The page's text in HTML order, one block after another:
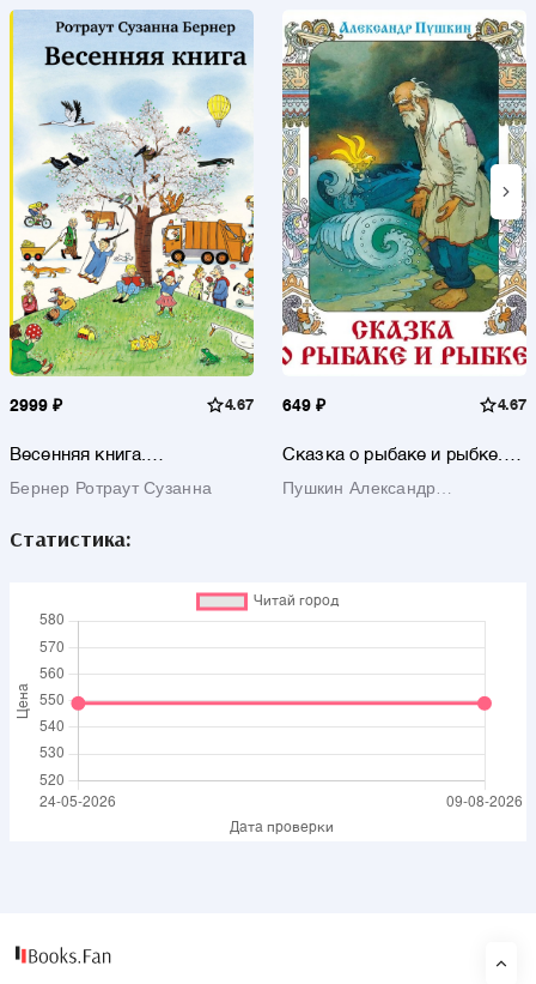
2999 ₽ 4.67
Весенняя книга.
Бернер Ротраут Сузанна
649 ₽ 4.67
Сказка о рыбаке и рыбке.
семи богатырях
Пушкин Александр
Статистика: